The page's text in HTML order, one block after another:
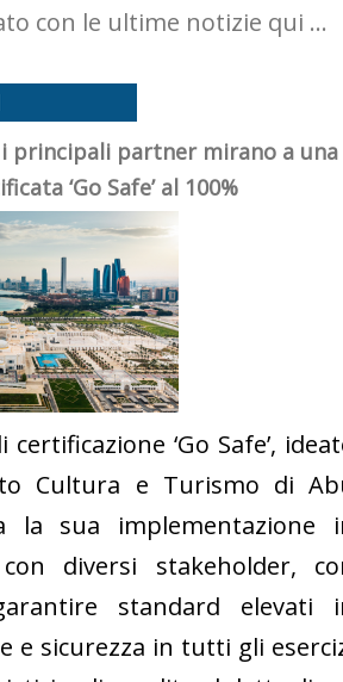
con le ultime notizie qui ...
i principali partner mirano a una
‘Go Safe’ al 100%
‘Go Safe’,
Cultura e Turismo di
la sua implementazione
diversi stakeholder,
standard elevati
e sicurezza in tutti gli